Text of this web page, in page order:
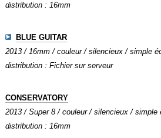
distribution : 16mm
BLUE GUITAR
2013 / 16mm / couleur / silencieux / simple
distribution : Fichier sur serveur
CONSERVATORY
2013 / Super 8 / couleur / silencieux / simple
distribution : 16mm